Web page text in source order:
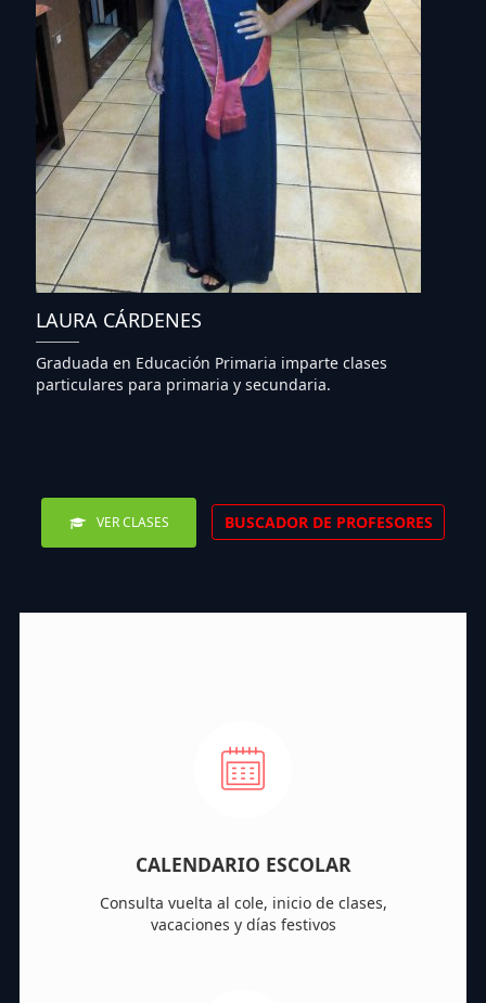
LAURA CÁRDENES
Graduada en Educación Primaria imparte clases
particulares para primaria y secundaria.
VER CLASES BUSCADOR DE PROFESORES
CALENDARIO ESCOLAR
Consulta vuelta al cole, inicio de clases,
vacaciones y días festivos